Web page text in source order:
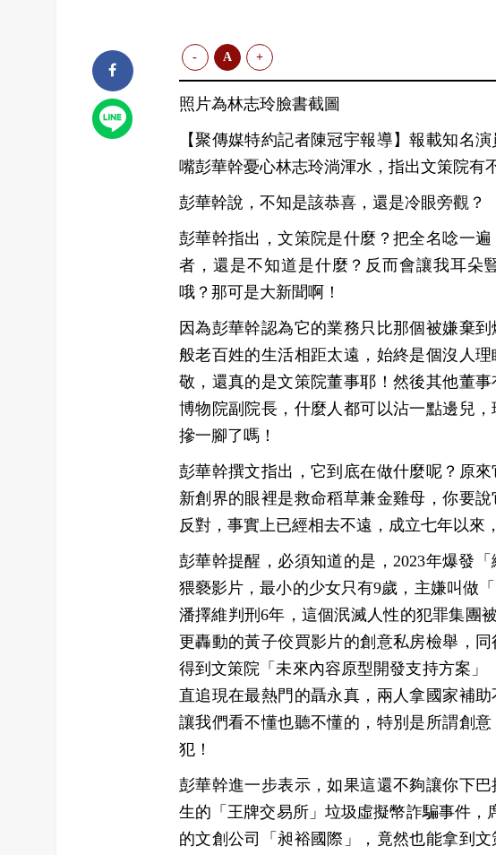
- A +
照片為林志玲臉書截圖
【聚傳媒特約記者陳冠宇報導】報載知名
嘴彭華幹憂心林志玲淌渾水，指出文策院有
彭華幹說，不知是該恭喜，還是冷眼旁觀？
彭華幹指出，文策院是什麼？把全名唸一
者，還是不知道是什麼？反而會讓我耳朵
哦？那可是大新聞啊！
因為彭華幹認為它的業務只比那個被嫌棄
般老百姓的生活相距太遠，始終是個沒人
敬，還真的是文策院董事耶！然後其他董
博物院副院長，什麼人都可以沾一點邊兒
摻一腳了嗎！
彭華幹撰文指出，它到底在做什麼呢？原
新創界的眼裡是救命稻草兼金雞母，你要
反對，事實上已經相去不遠，成立七年以來
彭華幹提醒，必須知道的是，2023年爆發
猥褻影片，最小的少女只有9歲，主嫌叫做
潘擇維判刑6年，這個泯滅人性的犯罪集團
更轟動的黃子佼買影片的創意私房檢舉，
得到文策院「未來內容原型開發支持方案」
直追現在最熱門的聶永真，兩人拿國家補
讓我們看不懂也聽不懂的，特別是所謂創
犯！
彭華幹進一步表示，如果這還不夠讓你下
生的「王牌交易所」垃圾虛擬幣詐騙事件，
的文創公司「昶裕國際」，竟然也能拿到